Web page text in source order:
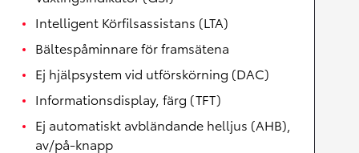
Intelligent Körfilsassistans (LTA)
Bältespåminnare för framsätena
Ej hjälpsystem vid utförskörning (DAC)
Informationsdisplay, färg (TFT)
Ej automatiskt avbländande helljus (AHB),
av/på-knapp